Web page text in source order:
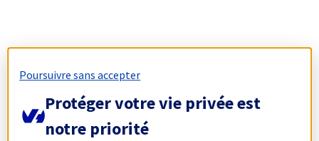
Poursuivre sans accepter
Protéger votre vie privée est
notre priorité